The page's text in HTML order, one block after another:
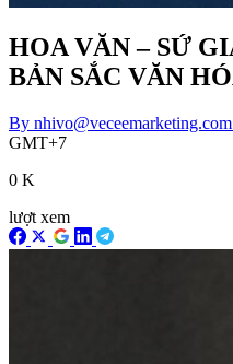
HOA VĂN – SỨ
BẢN SẮC VĂN
By nhivo@veceemarketing.com
GMT+7
0 K
lượt xem